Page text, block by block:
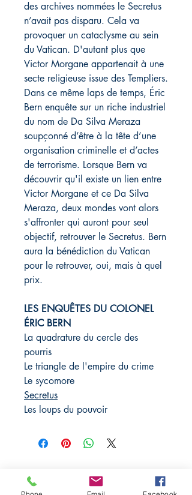
des archives nommées le Secretus
n’avait pas disparu. Cela va
provoquer un cataclysme au sein
du Vatican. D'autant plus que
Victor Morgane appartenait à une
secte religieuse issue des Templiers.
Dans ce même laps de temps, Éric
Bern enquête sur un riche industriel
du nom de Da Silva Meraza
soupçonné d’être à la tête d’une
organisation criminelle et d’actes
de terrorisme. Lorsque Bern va
découvrir qu'il existe un lien entre
Victor Morgane et ce Da Silva
Meraza, deux mondes vont alors
s'affronter qui auront pour seul
objectif, retrouver le Secretus. Bern
aura la bénédiction du Vatican
pour le retrouver, oui, mais à quel
prix.
LES ENQUÊTES DU COLONEL
ÉRIC BERN
La quadrature du cercle des
pourris
Le triangle de l'empire du crime
Le sycomore
Secretus
Les loups du pouvoir
Rebelle éditions